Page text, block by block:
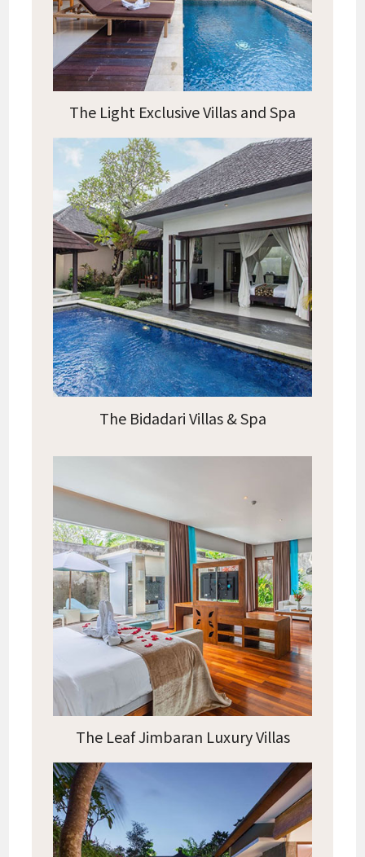
The Light Exclusive Villas and Spa
The Bidadari Villas & Spa
The Leaf Jimbaran Luxury Villas